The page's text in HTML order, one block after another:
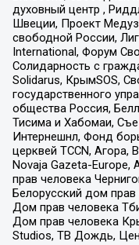
духовный центр ,
Швеции, Проект
свободной России,
International, Форум
Солидарность с
Solidarus, КрымSOS,
государственного
общества Россия,
Тисима и Хабомаи,
Интернешнл, Фонд
церквей TCCN,
Novaja Gazeta-Europe,
прав человека
Белорусский дом
Дом прав человека
Дом прав человека
Studios, ТВ Дождь,